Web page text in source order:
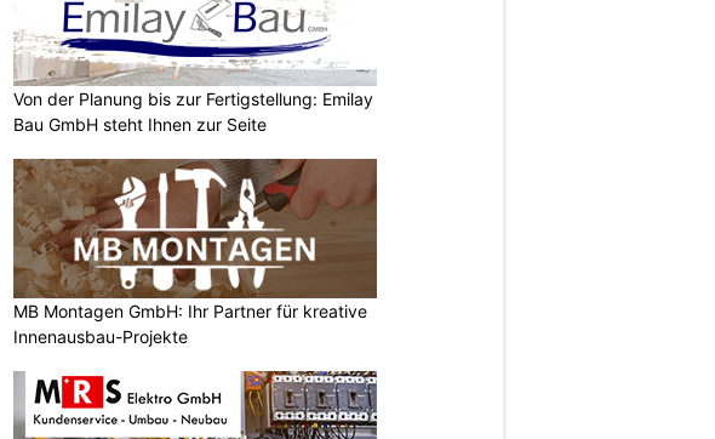
Von der Planung bis zur Fertigstellung: Emilay
Bau GmbH steht Ihnen zur Seite
MB Montagen GmbH: Ihr Partner für kreative
Innenausbau-Projekte